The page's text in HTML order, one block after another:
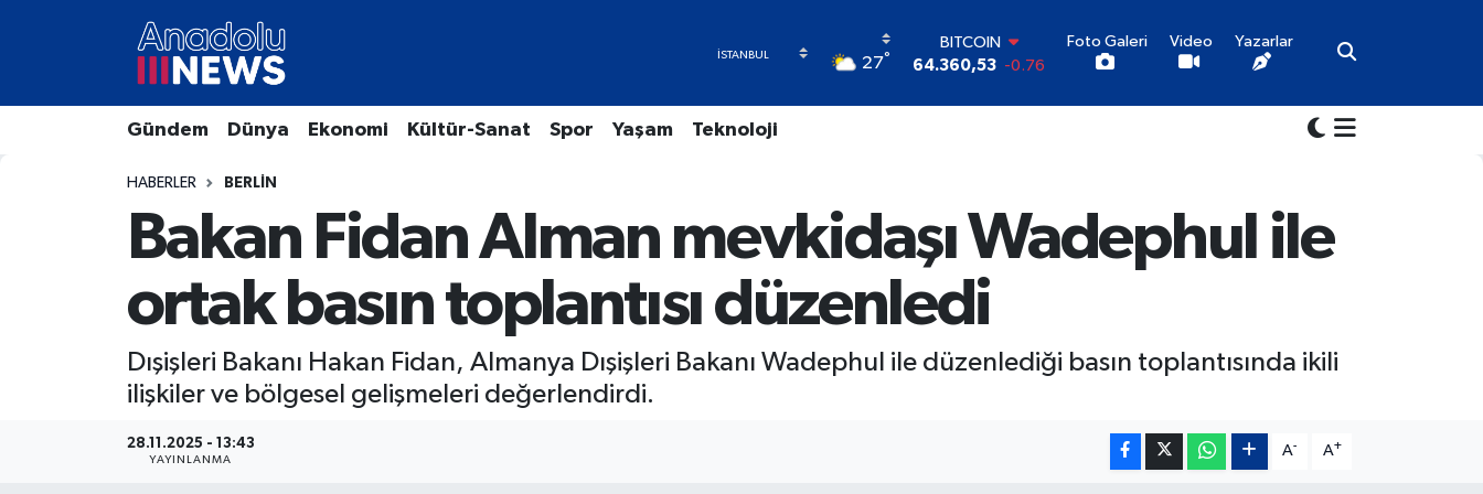
27°
BITCOIN
64.360,53 -0.76
GRAM ALTIN
6574.81
1.44
BİST100
13.887
Foto Galeri Video Yazarlar
Gündem Dünya Ekonomi Kültür-Sanat Spor Yaşam Teknoloji
HABERLER BERLIN
Bakan Fidan Alman mevkidaşı Wadephul ile
ortak basın toplantısı düzenledi
Dışişleri Bakanı Hakan Fidan, Almanya Dışişleri Bakanı Wadephul ile düzenlediği basın toplantısında ikili
ilişkiler ve bölgesel gelişmeleri değerlendirdi.
28.11.2025 - 13:43
YAYINLANMA
A- A+
Hava Durumu
Trafik Durumu
Tüm Manşetler
Son Dakika Haberleri
Haber Arşivi